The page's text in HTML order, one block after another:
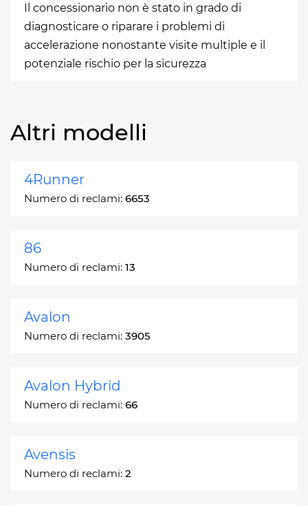
Il concessionario non è stato in grado di
diagnosticare o riparare i problemi di
accelerazione nonostante visite multiple e il
potenziale rischio per la sicurezza
Altri modelli
4Runner
Numero di reclami: 6653
86
Numero di reclami: 13
Avalon
Numero di reclami: 3905
Avalon Hybrid
Numero di reclami: 66
Avensis
Numero di reclami: 2